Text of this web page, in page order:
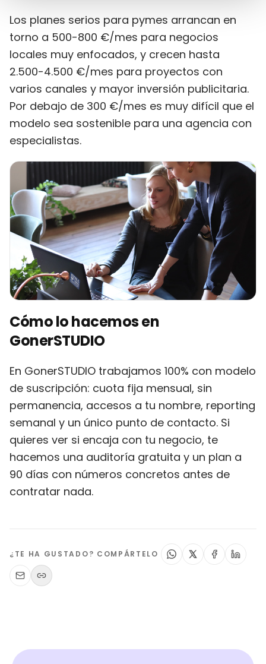
Los planes serios para pymes arrancan en
torno a 500-800 €/mes para negocios
locales muy enfocados, y crecen hasta
2.500-4.500 €/mes para proyectos con
varios canales y mayor inversión publicitaria.
Por debajo de 300 €/mes es muy difícil que el
modelo sea sostenible para una agencia con
especialistas.
Cómo lo hacemos en
GonerSTUDIO
En GonerSTUDIO trabajamos 100% con modelo
de suscripción: cuota fija mensual, sin
permanencia, accesos a tu nombre, reporting
semanal y un único punto de contacto. Si
quieres ver si encaja con tu negocio, te
hacemos una auditoría gratuita y un plan a
90 días con números concretos antes de
contratar nada.
¿TE HA GUSTADO? COMPÁRTELO